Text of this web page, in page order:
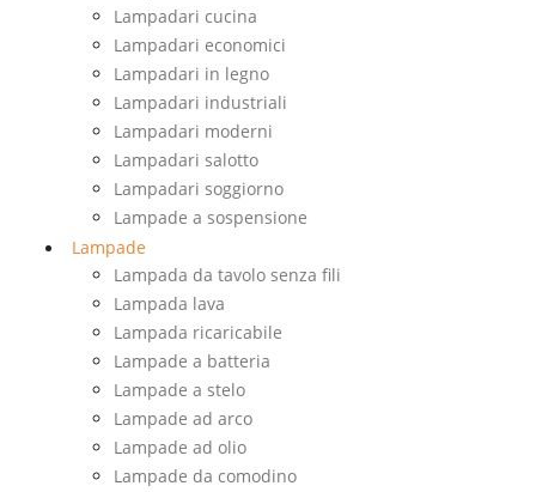
Lampadari cucina
Lampadari economici
Lampadari in legno
Lampadari industriali
Lampadari moderni
Lampadari salotto
Lampadari soggiorno
Lampade a sospensione
Lampade
Lampada da tavolo senza fili
Lampada lava
Lampada ricaricabile
Lampade a batteria
Lampade a stelo
Lampade ad arco
Lampade ad olio
Lampade da comodino